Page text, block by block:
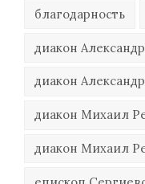
благодарность
диакон
диакон
диакон Михаил
диакон Михаил